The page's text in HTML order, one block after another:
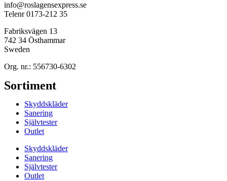
info@roslagensexpress.se
Telenr 0173-212 35
Fabriksvägen 13
742 34 Östhammar
Sweden
Org. nr.: 556730-6302
Sortiment
Skyddskläder
Sanering
Självtester
Outlet
Skyddskläder
Sanering
Självtester
Outlet